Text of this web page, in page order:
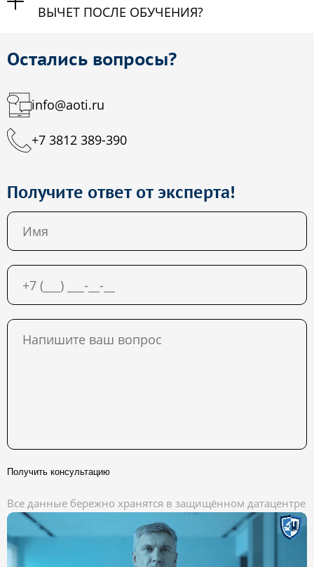
ВЫЧЕТ ПОСЛЕ ОБУЧЕНИЯ?
Остались вопросы?
info@aoti.ru
+7 3812 389-390
Получите ответ от эксперта!
Получить консультацию
Все данные бережно хранятся в защищённом датацентре